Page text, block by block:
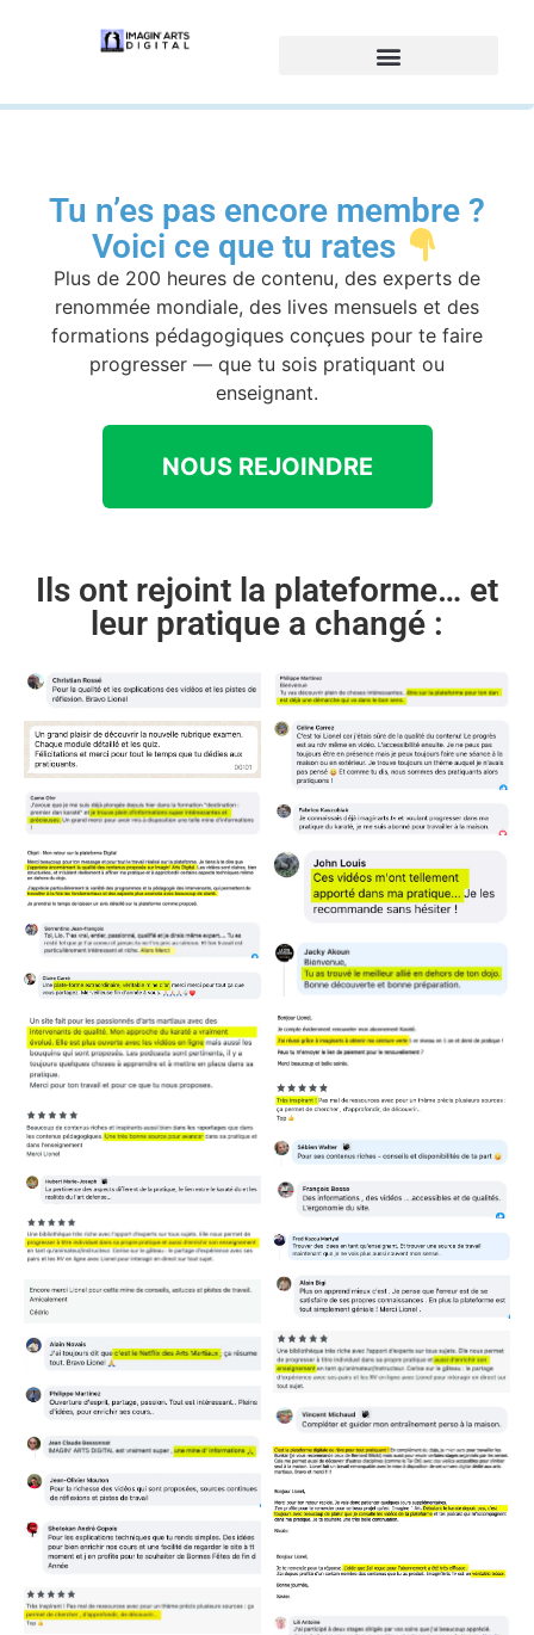
Tu n’es pas encore membre ?
Voici ce que tu rates
Plus de 200 heures de contenu, des experts de
renommée mondiale, des lives mensuels et des
formations pédagogiques conçues pour te faire
progresser — que tu sois pratiquant ou
enseignant.
NOUS REJOINDRE
Ils ont rejoint la plateforme… et
leur pratique a changé :